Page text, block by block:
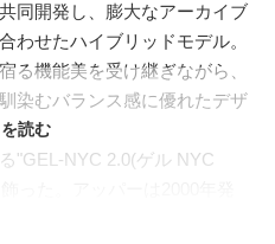
同開発し、膨大なアーカイブ
わせたハイブリッドモデル。
る機能美を受け継ぎながら、
染むバランス感に優れたデザ
"GEL-NYC 2.0(ゲル NYC
読む